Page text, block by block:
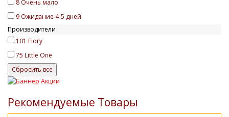
8 Очень мало
9 Ожидание 4-5 дней
Производители
101 Fiory
75 Little One
Рекомендуемые Товары